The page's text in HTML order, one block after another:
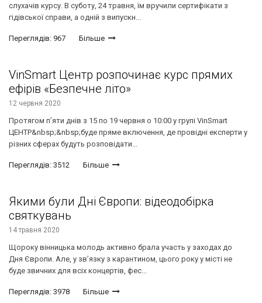
слухачів курсу. В суботу, 24 травня, їм вручили сертифікати з
гідівської справи, а одній з випускн...
Переглядів: 967 Більше
VinSmart Центр розпочинає курс прямих
ефірів «Безпечне літо»
12 червня 2020
Протягом п’яти днів з 15 по 19 червня о 10:00 у групі VinSmart
ЦЕНТР&nbsp;&nbsp;буде пряме включення, де провідні експерти у
різних сферах будуть розповідати...
Переглядів: 3512 Більше
Якими були Дні Європи: відеодобірка
святкувань
14 травня 2020
Щороку вінницька молодь активно брала участь у заходах до
Дня Європи. Але, у зв’язку з карантином, цього року у місті не
буде звичних для всіх концертів, фес...
Переглядів: 3978 Більше